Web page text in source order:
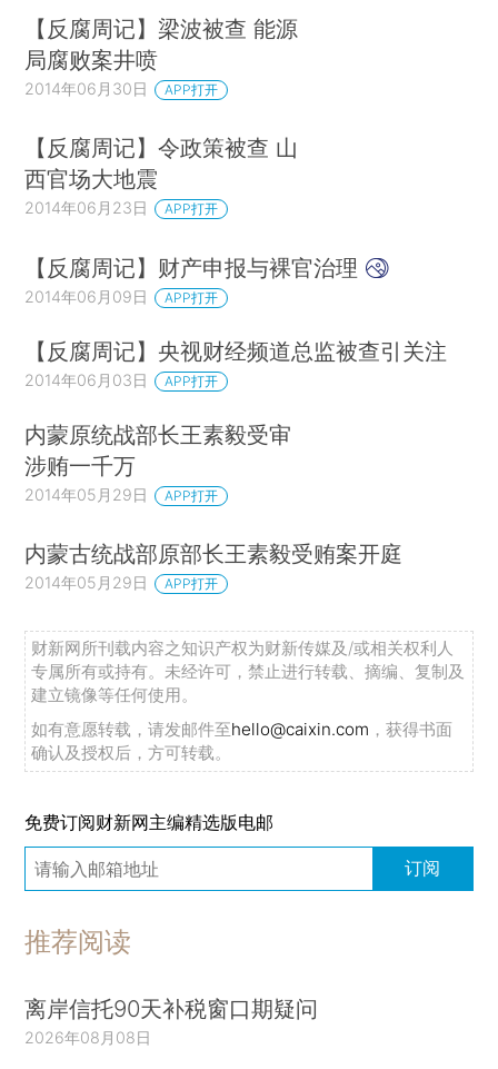
【反腐周记】梁波被查 能源
局腐败案井喷
2014年06月30日 APP打开
【反腐周记】令政策被查 山
西官场大地震
2014年06月23日 APP打开
【反腐周记】财产申报与裸官治理
2014年06月09日 APP打开
【反腐周记】央视财经频道总监被查引关注
2014年06月03日 APP打开
内蒙原统战部长王素毅受审
涉贿一千万
2014年05月29日 APP打开
内蒙古统战部原部长王素毅受贿案开庭
2014年05月29日 APP打开
财新网所刊载内容之知识产权为财新传媒及/或相关权利人
专属所有或持有。未经许可，禁止进行转载、摘编、复制及
建立镜像等任何使用。
如有意愿转载，请发邮件至hello@caixin.com ，获得书面
确认及授权后，方可转载。
免费订阅财新网主编精选版电邮
订阅
推荐阅读
离岸信托90天补税窗口期疑问
2026年08月08日